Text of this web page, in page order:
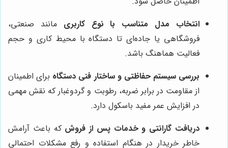
انتخاب مدل متناسب با نوع کاربری مانند صنعتی،
فروشگاهی یا جاده‌ای تا دستگاه با محیط کاری و حجم
فعالیت هماهنگ باشد.
بررسی سیستم حفاظتی و ساختار فنی دستگاه برای اطمینان
از مقاومت در برابر ضربه، رطوبت و گردوغبار که نقش مهمی
در افزایش عمر مفید باسکول دارد.
دریافت گارانتی و خدمات پس از فروش که باعث آرامش
خاطر خریدار در هنگام استفاده و رفع مشکلات احتمالی